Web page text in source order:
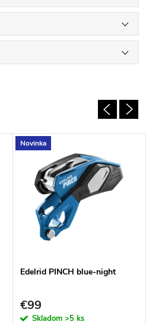
Novinka
Edelrid PINCH blue-night
€99
Skladom >5 ks